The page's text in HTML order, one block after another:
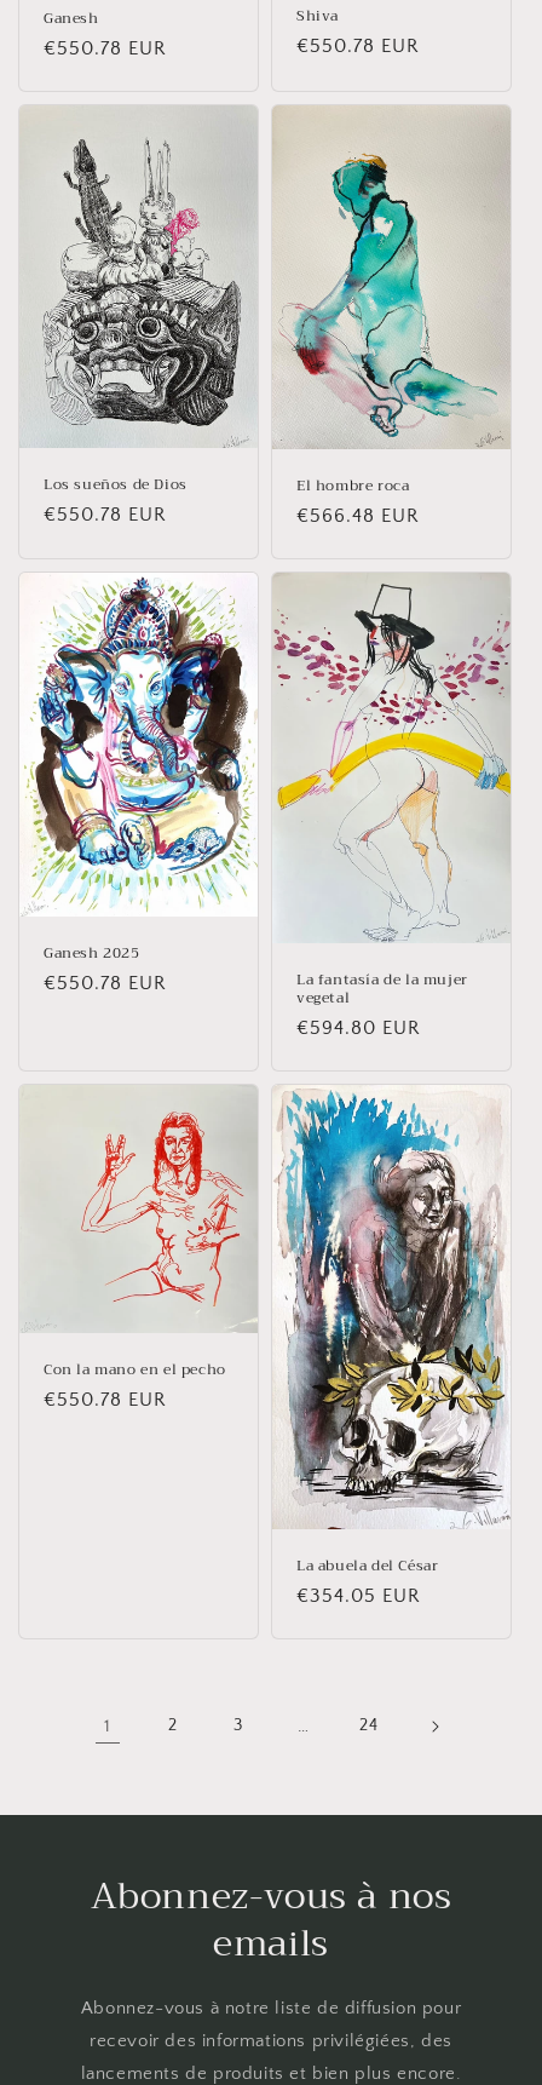
Ganesh
Prix
€550.78 EUR
Shiva
Prix
€550.78 EUR
Los sueños de Dios
Prix
€550.78 EUR
El hombre roca
Prix
€566.48 EUR
Ganesh 2025
Prix
€550.78 EUR La fantasía de la mujer
vegetal
Prix
€594.80 EUR
Con la mano en el pecho
Prix
€550.78 EUR
La abuela del César
Prix
€354.05 EUR
1 2 3 … 24
Abonnez-vous à nos
emails
Abonnez-vous à notre liste de diffusion pour
recevoir des informations privilégiées, des
lancements de produits et bien plus encore.